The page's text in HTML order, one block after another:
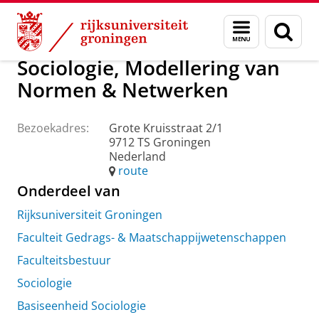
Skip
Content
Skip
Navigation
Menu
en
zoeken
Over ons Praktische zaken Waar vindt u ons
Sociologie, Modellering van
Normen & Netwerken
Bezoekadres:
Grote Kruisstraat 2/1
9712 TS Groningen
Nederland
route
Onderdeel van
Rijksuniversiteit Groningen
Faculteit Gedrags- & Maatschappijwetenschappen
Faculteitsbestuur
Sociologie
Basiseenheid Sociologie